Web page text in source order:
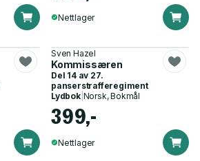
Nettlager
Sven Hazel
Kommissæren
Del 14 av 27.
panserstrafferegiment
Lydbok| Norsk, Bokmål
399,-
Nettlager